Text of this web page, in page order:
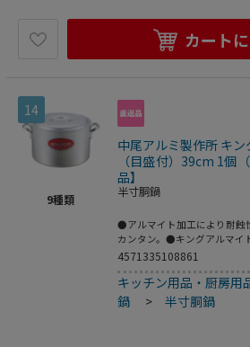
カート
14
9種類
中尾アルミ製作所 キ
（目盛付）39cm 1個
品】
半寸胴鍋
●アルマイト加工により耐蝕
カンタン。●キングアルマイ
加工と違いアルミ生地に直接
め、見た目も滑らかで鍋の表
ムは空気中にさらすと、表面
この皮膜はアルミニウムの表
食を防ぐ働きをします。こ
アルマイトです。●重量：4
4571335108861
キッチン用品・厨房用
鍋
>半寸胴鍋